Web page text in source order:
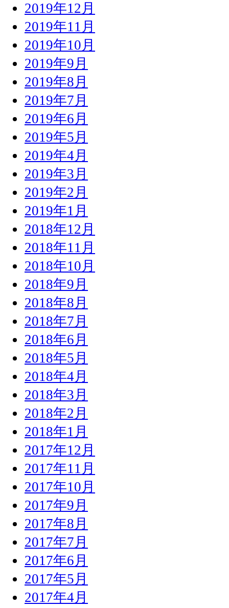
2019年12月
2019年11月
2019年10月
2019年9月
2019年8月
2019年7月
2019年6月
2019年5月
2019年4月
2019年3月
2019年2月
2019年1月
2018年12月
2018年11月
2018年10月
2018年9月
2018年8月
2018年7月
2018年6月
2018年5月
2018年4月
2018年3月
2018年2月
2018年1月
2017年12月
2017年11月
2017年10月
2017年9月
2017年8月
2017年7月
2017年6月
2017年5月
2017年4月